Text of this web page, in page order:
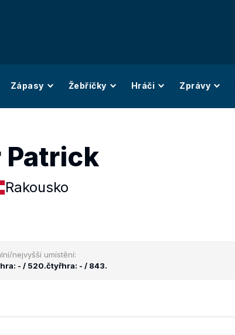
Zápasy Žebříčky Hráči Zprávy
Patrick
Rakousko
nejvyšší umístění:
- / 520.čtyřhra: - / 843.